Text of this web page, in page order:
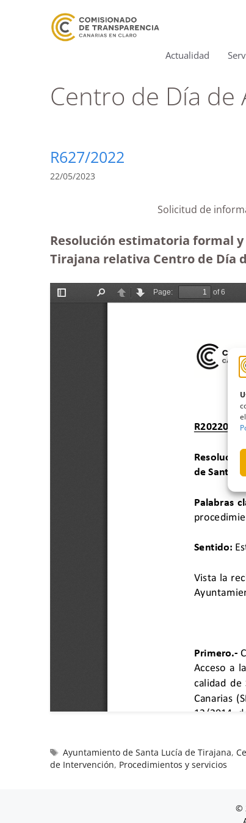
Actualidad
Centro de Día de
R627/2022
22/05/2023
Solicitud de
Resolución estimatoria formal
Tirajana relativa Centro de Día
Ayuntamiento de Santa Lucía de Tirajana,
de Intervención, Procedimientos y servicios
©